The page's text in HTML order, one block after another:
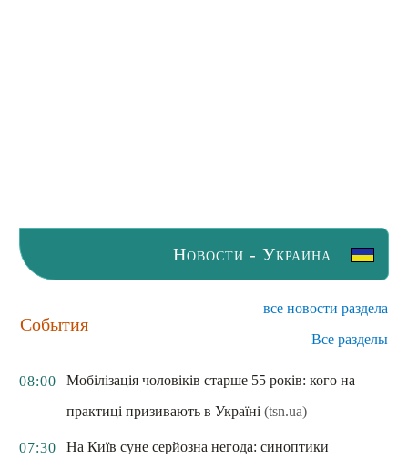
Новости - Украина
События
все новости раздела
Все разделы
08:00
Мобілізація чоловіків старше 55 років: кого на
практиці призивають в Україні (tsn.ua)
07:30
На Київ суне серйозна негода: синоптики